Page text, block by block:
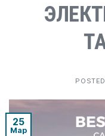
25
Мар